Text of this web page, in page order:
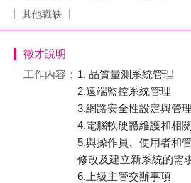
其他職缺
徵才說明
工作內容： 1. 品質量測系統管理
2.遠端監控系統管理
3.網路安全性設定與管理
4.電腦軟硬體維護和相
5.與操作員、使用者和
修改及建立新系統的需求
6.上級主管交辦事項